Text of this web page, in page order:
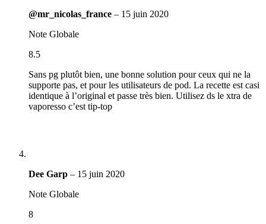
@mr_nicolas_france – 15 juin 2020
Note Globale
8.5
Sans pg plutôt bien, une bonne solution pour ceux qui ne la
supporte pas, et pour les utilisateurs de pod. La recette est casi
identique à l’original et passe très bien. Utilisez ds le xtra de
vaporesso c’est tip-top
Dee Garp – 15 juin 2020
Note Globale
8